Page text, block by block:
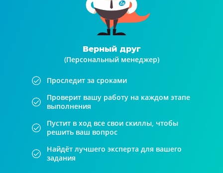
Верный друг
(Персональный менеджер)
Проследит за сроками
Проверит вашу работу на каждом этапе
выполнения
Пустит в ход все свои скиллы, чтобы
решить ваш вопрос
Найдёт лучшего эксперта для вашего
задания